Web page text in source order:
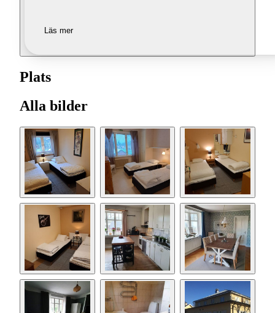
Läs mer
Plats
Alla bilder